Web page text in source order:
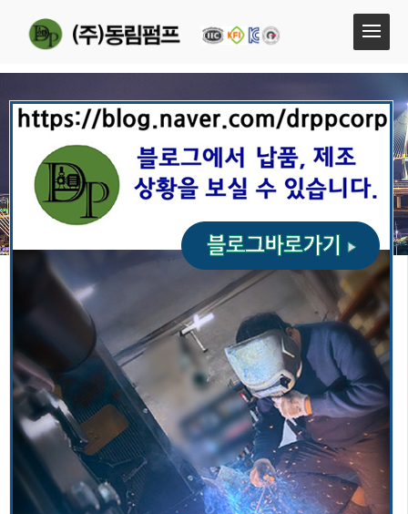
회사연혁
회사연혁
생명과 재산을 보호하는 소방용엔진펌프 분야에서 최고의 수준을 겸비하고
있는 엔진펌프
history